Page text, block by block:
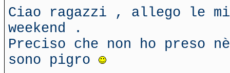
Ciao ragazzi , allego le
weekend .
Preciso che non ho
sono pigro